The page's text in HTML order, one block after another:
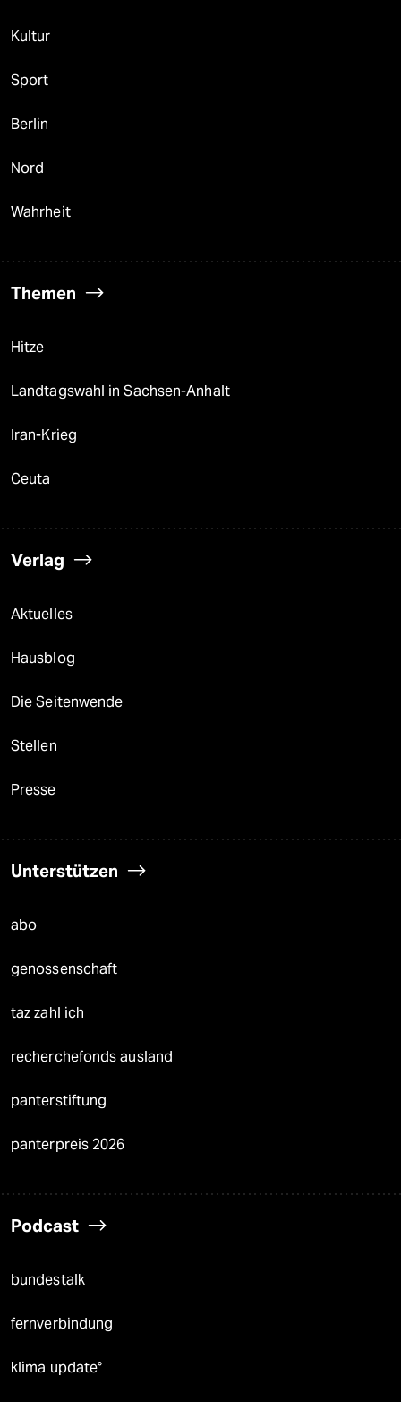
Kultur
Sport
Berlin
Nord
Wahrheit
Themen
Hitze
Landtagswahl in Sachsen-Anhalt
Iran-Krieg
Ceuta
Verlag
Aktuelles
Hausblog
Die Seitenwende
Stellen
Presse
Unterstützen
abo
genossenschaft
taz zahl ich
recherchefonds ausland
panterstiftung
panterpreis 2026
Podcast
bundestalk
fernverbindung
klima update°